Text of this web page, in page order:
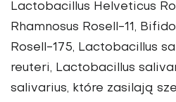
Lactobacillus Helveticus
Rhamnosus Rosell-11,
Rosell-175, Lactobacillus
reuteri, Lactobacillus
salivarius, które zasilają